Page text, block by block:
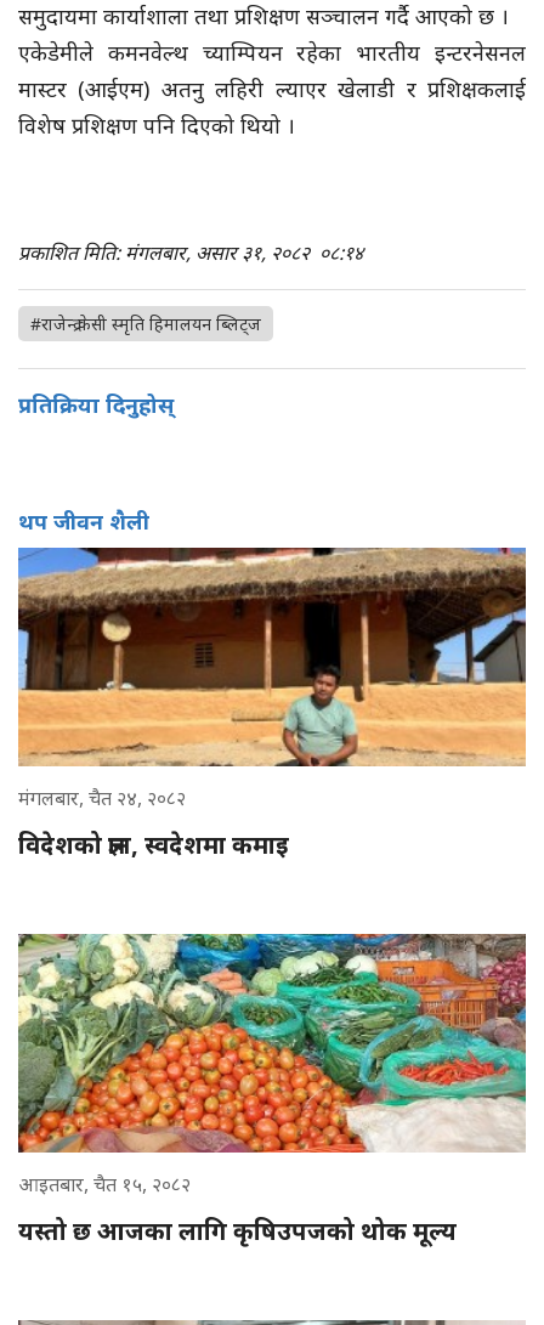
समुदायमा कार्याशाला तथा प्रशिक्षण सञ्चालन गर्दै आएको छ ।
एकेडेमीले कमनवेल्थ च्याम्पियन रहेका भारतीय इन्टरनेसनल
मास्टर (आईएम) अतनु लहिरी ल्याएर खेलाडी र प्रशिक्षकलाई
विशेष प्रशिक्षण पनि दिएको थियो ।
प्रकाशित मिति: मंगलबार, असार ३१, २०८२ ०८:१४
#राजेन्द्र केसी स्मृति हिमालयन ब्लिट्ज
प्रतिक्रिया दिनुहोस्
थप जीवन शैली
मंगलबार, चैत २४, २०८२
विदेशको ज्ञान, स्वदेशमा कमाइ
आइतबार, चैत १५, २०८२
यस्तो छ आजका लागि कृषिउपजको थोक मूल्य